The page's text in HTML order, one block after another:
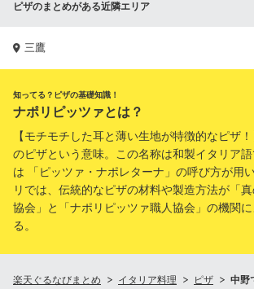
ピザのまとめがある近隣エリア
三鷹
知ってる？ピザの基礎知識！
ナポリピッツァとは？
【モチモチした耳と薄い生地が特徴的なピザ
のピザという意味。この名称は和製イタリア
は 「ピッツァ・ナポレターナ」の呼び方が用
リでは、伝統的なピザの材料や製造方法が「
協会」と「ナポリピッツァ職人協会」の機関
る。
楽天ぐるなびまとめ イタリア料理 ピザ 中野